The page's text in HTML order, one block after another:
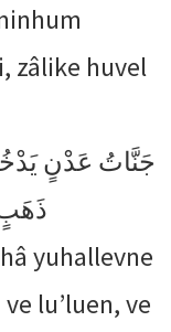
zâlike huvel
جَنَّاتُ عَدْنٍ
ذَهَبٍ
yuhallevne
lu’luen, ve